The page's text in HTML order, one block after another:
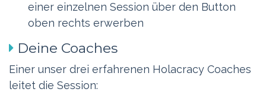
einer einzelnen Session über den Button
oben rechts erwerben
Deine Coaches
Einer unser drei erfahrenen Holacracy Coaches
leitet die Session: